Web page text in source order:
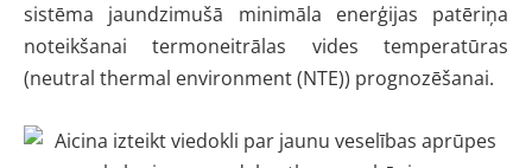
sistēma jaundzimušā minimāla enerģijas patēriņa
noteikšanai termoneitrālas vides temperatūras
(neutral thermal environment (NTE)) prognozēšanai.